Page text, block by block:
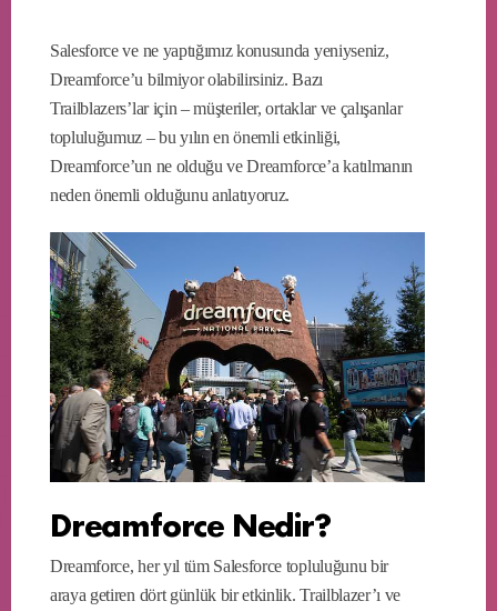
Salesforce ve ne yaptığımız konusunda yeniyseniz,
Dreamforce’u bilmiyor olabilirsiniz. Bazı
Trailblazers’lar için – müşteriler, ortaklar ve çalışanlar
topluluğumuz – bu yılın en önemli etkinliği,
Dreamforce’un ne olduğu ve Dreamforce’a katılmanın
neden önemli olduğunu anlatıyoruz.
Dreamforce Nedir?
Dreamforce, her yıl tüm Salesforce topluluğunu bir
araya getiren dört günlük bir etkinlik. Trailblazer’ı ve